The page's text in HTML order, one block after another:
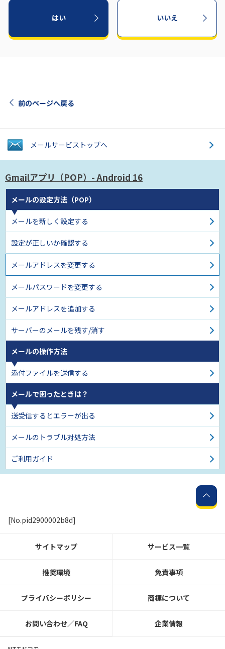
はい いいえ
前のページへ戻る
メールサービス トップへ
Gmailアプリ（POP） - Android 16
メールの設定方法（POP）
メールを新しく設定する
設定が正しいか確認する
メールアドレスを変更する
メールパスワードを変更する
メールアドレスを追加する
サーバーのメールを残す/消す
メールの操作方法
添付ファイルを送信する
メールで困ったときは？
送受信するとエラーが出る
メールのトラブル対処方法
ご利用ガイド
[No.pid2900002b8d]
サイトマップ サービス一覧
推奨環境 免責事項
プライバシーポリシー 商標について
お問い合わせ／FAQ 企業情報